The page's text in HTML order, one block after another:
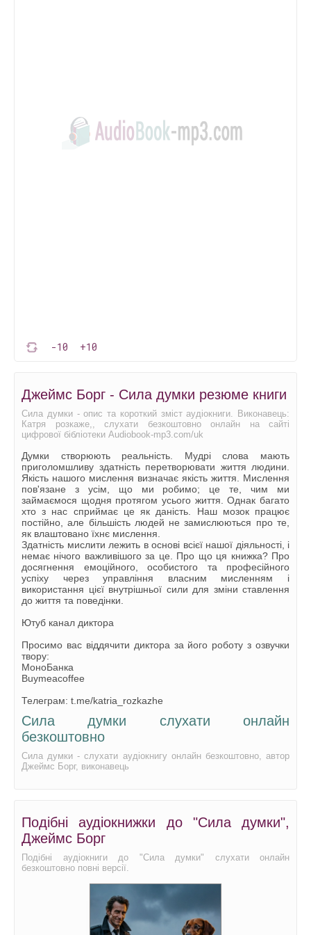
-10 +10
Джеймс Борг - Сила думки резюме книги
Сила думки - опис та короткий зміст аудіокниги. Виконавець:
Катря розкаже,, слухати безкоштовно онлайн на сайті
цифрової бібліотеки Audiobook-mp3.com/uk
Думки створюють реальність. Мудрі слова мають
приголомшливу здатність перетворювати життя людини.
Якість нашого мислення визначає якість життя. Мислення
пов'язане з усім, що ми робимо; це те, чим ми
займаємося щодня протягом усього життя. Однак багато
хто з нас сприймає це як даність. Наш мозок працює
постійно, але більшість людей не замислюються про те,
як влаштовано їхнє мислення.
Здатність мислити лежить в основі всієї нашої діяльності, і
немає нічого важливішого за це. Про що ця книжка? Про
досягнення емоційного, особистого та професійного
успіху через управління власним мисленням і
використання цієї внутрішньої сили для зміни ставлення
до життя та поведінки.
Ютуб канал диктора
Просимо вас віддячити диктора за його роботу з озвучки
твору:
МоноБанка
Buymeacoffee
Телеграм: t.me/katria_rozkazhe
Сила думки слухати онлайн
безкоштовно
Сила думки - слухати аудіокнигу онлайн безкоштовно, автор
Джеймс Борг, виконавець
Подібні аудіокнижки до "Сила думки",
Джеймс Борг
Подібні аудіокниги до "Сила думки" слухати онлайн
безкоштовно повні версії.